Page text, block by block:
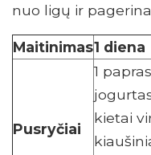
nuo ligų ir
Maitinimas1 diena
Pusryčiai
1
kietai